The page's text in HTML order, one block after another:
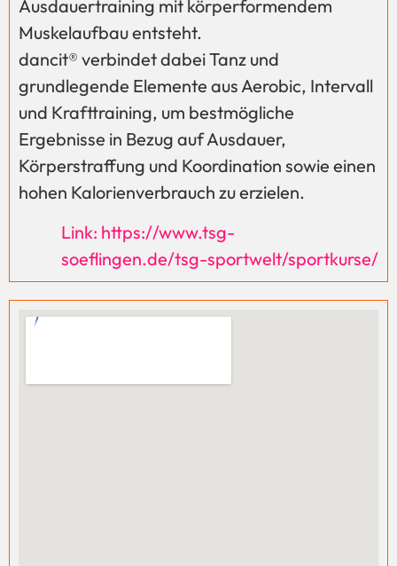
Ausdauertraining mit körperformendem
Muskelaufbau entsteht.
dancit® verbindet dabei Tanz und
grundlegende Elemente aus Aerobic, Intervall
und Krafttraining, um bestmögliche
Ergebnisse in Bezug auf Ausdauer,
Körperstraffung und Koordination sowie einen
hohen Kalorienverbrauch zu erzielen.
Link: https://www.tsg-
soeflingen.de/tsg-sportwelt/sportkurse/